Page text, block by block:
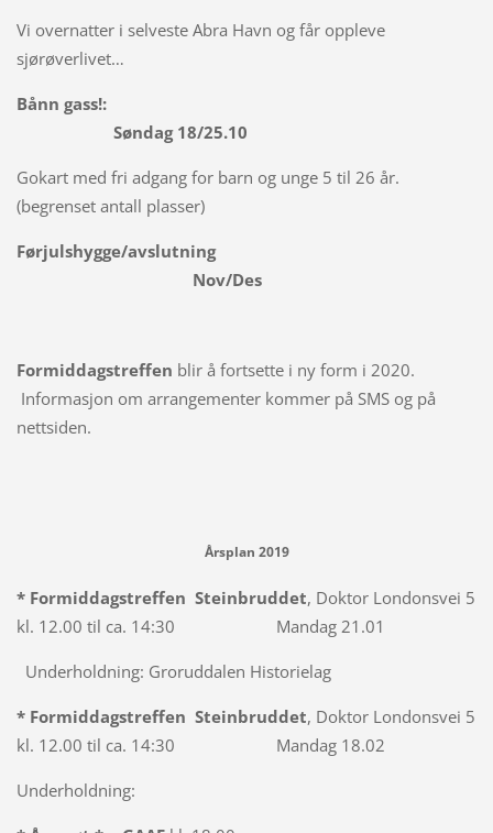
Vi overnatter i selveste Abra Havn og får oppleve
sjørøverlivet…
Bånn gass!:
Søndag 18/25.10
Gokart med fri adgang for barn og unge 5 til 26 år.
(begrenset antall plasser)
Førjulshygge/avslutning
Nov/Des
Formiddagstreffen blir å fortsette i ny form i 2020.
Informasjon om arrangementer kommer på SMS og på
nettsiden.
Årsplan 2019
* Formiddagstreffen Steinbruddet, Doktor Londonsvei 5
kl. 12.00 til ca. 14:30 Mandag 21.01
Underholdning: Groruddalen Historielag
* Formiddagstreffen Steinbruddet, Doktor Londonsvei 5
kl. 12.00 til ca. 14:30 Mandag 18.02
Underholdning: